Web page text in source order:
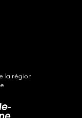
la région